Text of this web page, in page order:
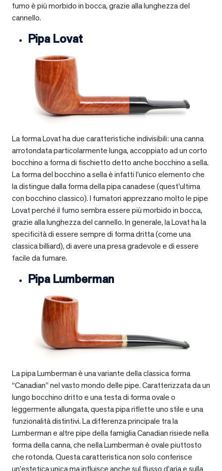
fumo è più morbido in bocca, grazie alla lunghezza del
cannello.
Pipa Lovat
La forma Lovat ha due caratteristiche indivisibili: una canna
arrotondata particolarmente lunga, accoppiato ad un corto
bocchino a forma di fischietto detto anche bocchino a sella.
La forma del bocchino a sella è infatti l’unico elemento che
la distingue dalla forma della pipa canadese (quest’ultima
con bocchino classico). I fumatori apprezzano molto le pipe
Lovat perché il fumo sembra essere più morbido in bocca,
grazie alla lunghezza del cannello. In generale, la Lovat ha la
specificità di essere sempre di forma dritta (come una
classica billiard), di avere una presa gradevole e di essere
facile da fumare.
Pipa Lumberman
La pipa Lumberman è una variante della classica forma
“Canadian” nel vasto mondo delle pipe. Caratterizzata da un
lungo bocchino dritto e una testa di forma ovale o
leggermente allungata, questa pipa riflette uno stile e una
funzionalità distintivi. La differenza principale tra la
Lumberman e altre pipe della famiglia Canadian risiede nella
forma della canna, che nella Lumberman è ovale piuttosto
che rotonda. Questa caratteristica non solo conferisce
un’estetica unica ma influisce anche sul flusso d’aria e sulla